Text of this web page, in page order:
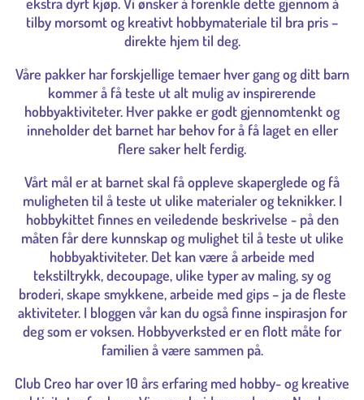
tilby morsomt og kreativt hobbymateriale til bra pris –
direkte hjem til deg.
Våre pakker har forskjellige temaer hver gang og ditt barn
kommer å få teste ut alt mulig av inspirerende
hobbyaktiviteter. Hver pakke er godt gjennomtenkt og
inneholder det barnet har behov for å få laget en eller
flere saker helt ferdig.
Vårt mål er at barnet skal få oppleve skaperglede og få
muligheten til å teste ut ulike materialer og teknikker. I
hobbykittet finnes en veiledende beskrivelse - på den
måten får dere kunnskap og mulighet til å teste ut ulike
hobbyaktiviteter. Det kan være å arbeide med
tekstiltrykk, decoupage, ulike typer av maling, sy og
broderi, skape smykkene, arbeide med gips – ja de fleste
aktiviteter. I bloggen vår kan du også finne inspirasjon for
deg som er voksen. Hobbyverksted er en flott måte for
familien å være sammen på.
Club Creo har over 10 års erfaring med hobby- og kreative